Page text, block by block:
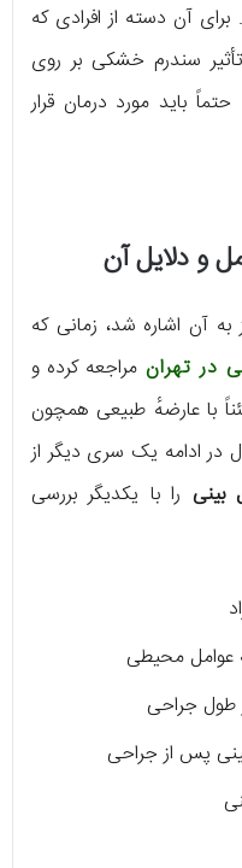
آن دسته از افرادی که
تأثیر سندرم خشکی بر روی
باید مورد درمان قرار
و دلایل آن
آن اشاره شد، زمانی که
در تهرانمراجعه کرده و
با عارضهٔ طبیعی همچون
ادامه یک سری دیگر از
بینی را با یکدیگر بررسی
عوامل محیطی
طول جراحی
پس از جراحی